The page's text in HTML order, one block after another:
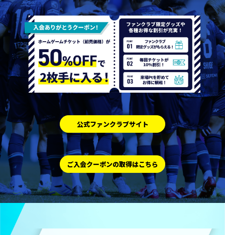
公式ファンクラブサイト
ご入会クーポンの取得はこちら